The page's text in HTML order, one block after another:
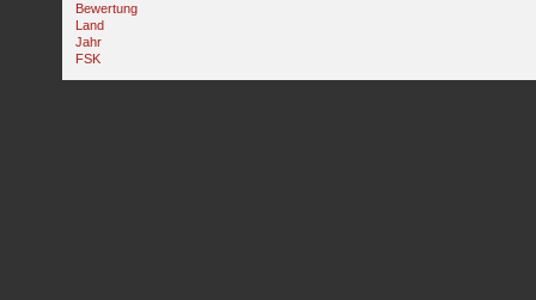
Bewertung
Land
Jahr
FSK